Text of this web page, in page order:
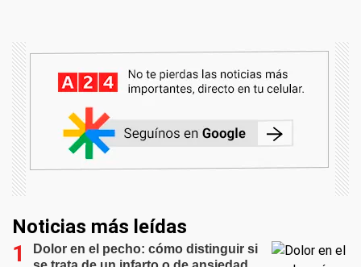
Noticias más leídas
Dolor en el pecho: cómo distinguir si